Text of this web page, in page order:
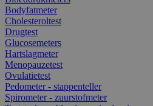
Bodyfatmeter
Cholesteroltest
Drugtest
Glucosemeters
Hartslagmeter
Menopauzetest
Ovulatietest
Pedometer - stappenteller
Spirometer - zuurstofmeter